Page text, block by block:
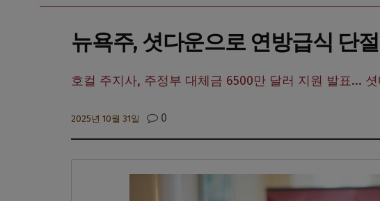
뉴욕주, 셧다운으로 연방급식 단
호컬 주지사, 주정부 대체금 6500만 달러 지원 발표...
2025년 10월 31일 0